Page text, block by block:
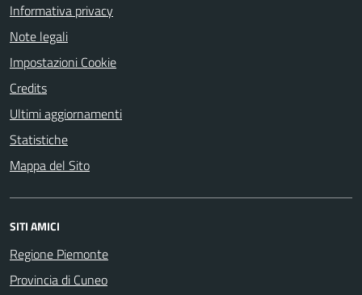
Informativa privacy
Note legali
Impostazioni Cookie
Credits
Ultimi aggiornamenti
Statistiche
Mappa del Sito
SITI AMICI
Regione Piemonte
Provincia di Cuneo